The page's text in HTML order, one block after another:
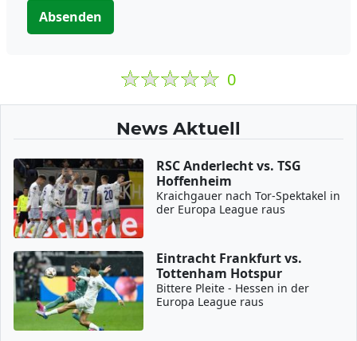
Absenden
0
News Aktuell
RSC Anderlecht vs. TSG
Hoffenheim
Kraichgauer nach Tor-Spektakel in
der Europa League raus
Eintracht Frankfurt vs.
Tottenham Hotspur
Bittere Pleite - Hessen in der
Europa League raus